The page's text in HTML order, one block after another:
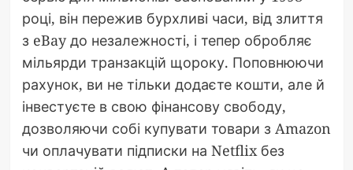
році, він пережив бурхливі часи, від злиття
з eBay до незалежності, і тепер обробляє
мільярди транзакцій щороку. Поповнюючи
рахунок, ви не тільки додаєте кошти, але й
інвестуєте в свою фінансову свободу,
дозволяючи собі купувати товари з Amazon
чи оплачувати підписки на Netflix без